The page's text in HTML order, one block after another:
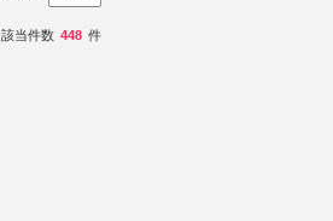
該当件数 448 件